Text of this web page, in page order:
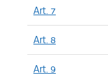
Art. 7
Art. 8
Art. 9